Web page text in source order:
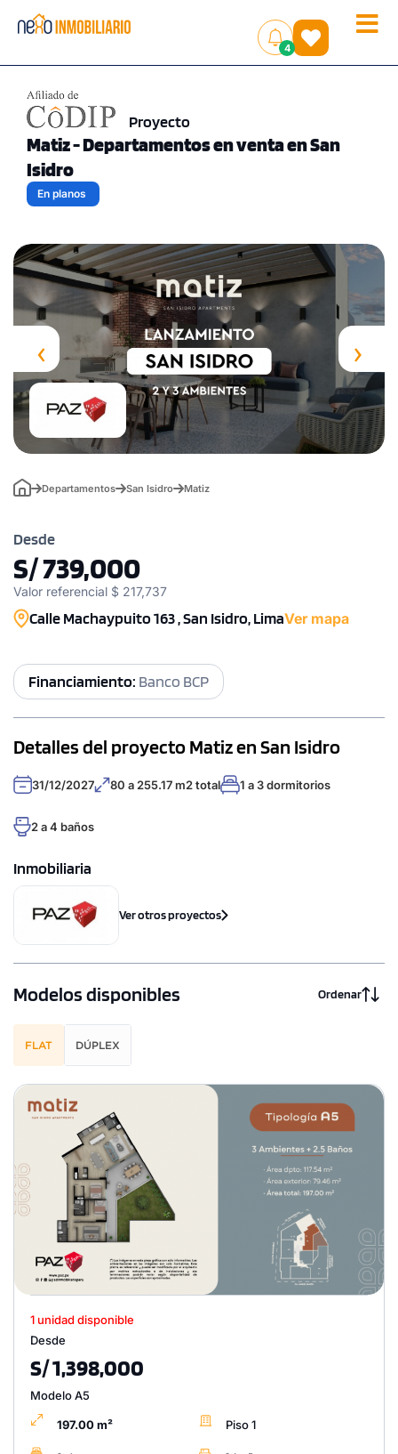
Toggle
4
()
Proyecto
Matiz - Departamentos en venta en San
Isidro
En planos
‹ ›
Departamentos San Isidro Matiz
Desde
S/ 739,000
Valor referencial $ 217,737
Calle Machaypuito 163 , San Isidro, LimaVer mapa
Financiamiento: Banco BCP
Detalles del proyecto Matiz en San Isidro
31/12/2027 80 a 255.17 m2 total 1 a 3 dormitorios
2 a 4 baños
Inmobiliaria
Ver otros proyectos
Modelos disponibles Ordenar
FLAT DÚPLEX
1 unidad disponible
Desde
S/ 1,398,000
Modelo A5
197.00 m² Piso 1